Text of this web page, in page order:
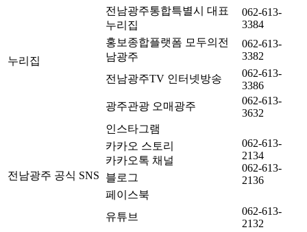
누리집
전남광주통합특별시 대표
누리집
062-613-
3384
홍보종합플랫폼 모두의전
남광주
062-613-
3382
전남광주TV 인터넷방송
062-613-
3386
광주관광 오매광주
062-613-
3632
전남광주 공식 SNS
인스타그램
062-613-
2134
062-613-
2136
카카오 스토리
카카오톡 채널
블로그
페이스북
유튜브
062-613-
2132